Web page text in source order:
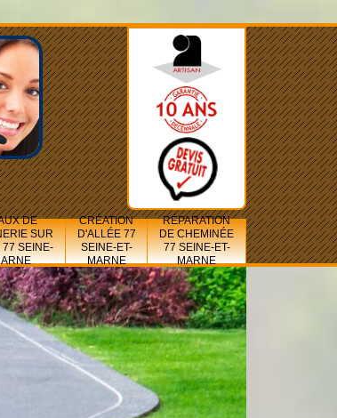
DE
SUR
77 SEINE-
CRÉATION
D'ALLÉE 77
SEINE-ET-
MARNE
RÉPARATION
DE CHEMINÉE
77 SEINE-ET-
MARNE